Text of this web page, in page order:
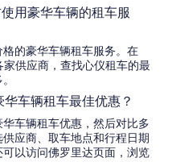
用豪华车辆的租车服
的豪华车辆租车服务。在
供应商，查找心仪租车的最
车辆租车最佳优惠？
车辆租车优惠，然后对比多
应商、取车地点和行程日期
以访问佛罗里达页面，浏览